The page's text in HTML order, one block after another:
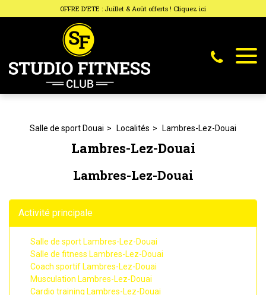
OFFRE D'ETE : Juillet & Août offerts ! Cliquez ici
Salle de sport Douai Localités Lambres-Lez-Douai
Lambres-Lez-Douai
Lambres-Lez-Douai
Activité principale
Salle de sport Lambres-Lez-Douai
Salle de fitness Lambres-Lez-Douai
Coach sportif Lambres-Lez-Douai
Musculation Lambres-Lez-Douai
Cardio training Lambres-Lez-Douai
Panneau de gestion des cookies